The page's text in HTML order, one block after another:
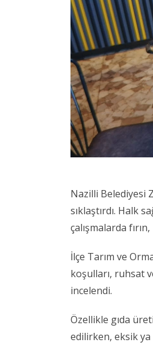
Nazilli Belediyesi
sıklaştırdı. Halk
çalışmalarda
İlçe Tarım ve
koşulları, ruhsat
incelendi.
Özellikle gıda
edilirken, eksik